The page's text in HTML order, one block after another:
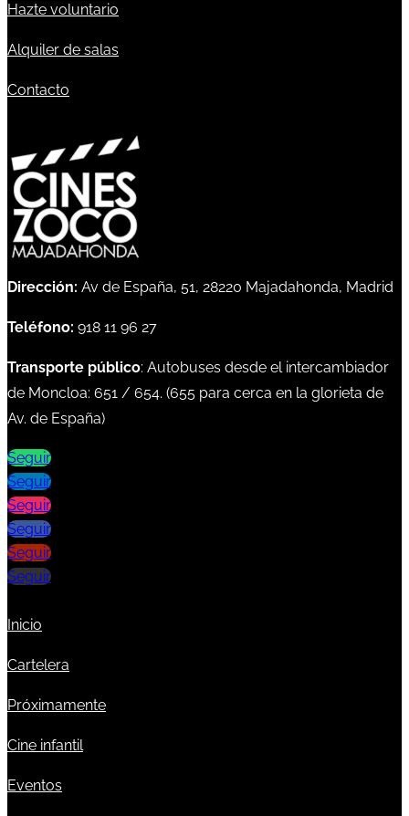
Hazte voluntario
Alquiler de salas
Contacto
Dirección: Av de España, 51, 28220 Majadahonda, Madrid
Teléfono: 918 11 96 27
Transporte público: Autobuses desde el intercambiador
de Moncloa: 651 / 654. (655 para cerca en la glorieta de
Av. de España)
Seguir
Seguir
Seguir
Seguir
Seguir
Seguir
Inicio
Cartelera
Próximamente
Cine infantil
Eventos